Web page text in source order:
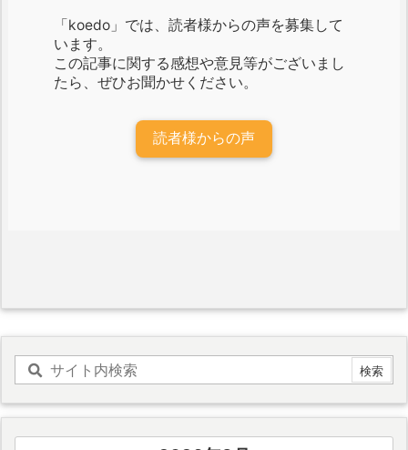
「koedo」では、読者様からの声を募集して
います。
この記事に関する感想や意見等がございまし
たら、ぜひお聞かせください。
読者様からの声